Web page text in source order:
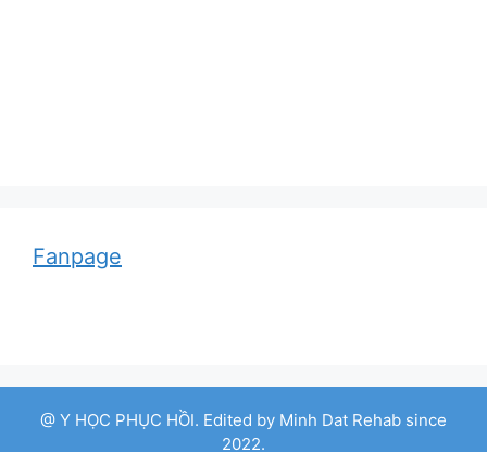
Fanpage
@ Y HỌC PHỤC HỒI. Edited by Minh Dat Rehab since
2022.